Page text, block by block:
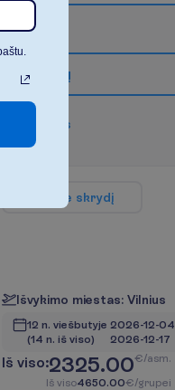
u ų
s
Išvykimo miestas: Vilnius
12 n. viešbutyje
(14 n. iš viso)
2026-12-04
2026-12-17
Iš viso:2325.00€/asm.
Iš viso4650.00€/grupei
e skrydį